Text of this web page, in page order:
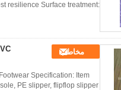
resilience Surface treatment:
مخاطب
Specification: Item
PE slipper, flipflop slipper ...